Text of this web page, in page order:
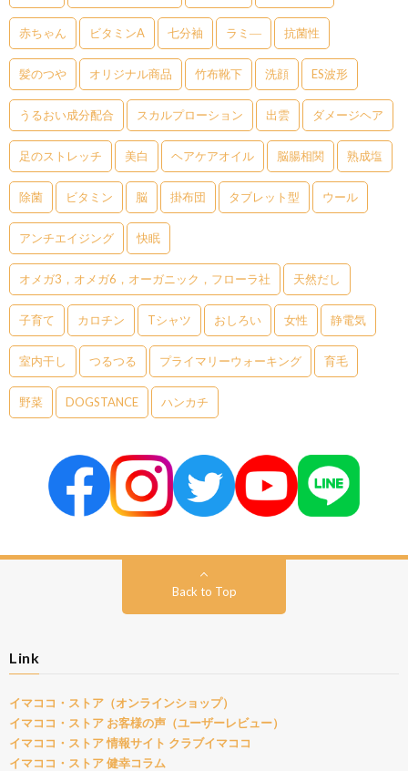
赤ちゃん ビタミンA 七分袖 ラミ― 抗菌性
髪のつや オリジナル商品 竹布靴下 洗顔 ES波形
うるおい成分配合 スカルプローション 出雲 ダメージヘア
足のストレッチ 美白 ヘアケアオイル 脳腸相関 熟成塩
除菌 ビタミン 脳 掛布団 タブレット型 ウール
アンチエイジング 快眠
オメガ3，オメガ6，オーガニック，フローラ社 天然だし
子育て カロチン Tシャツ おしろい 女性 静電気
室内干し つるつる プライマリーウォーキング 育毛
野菜 DOGSTANCE ハンカチ
Back to Top
Link
イマココ・ストア（オンラインショップ）
イマココ・ストア お客様の声（ユーザーレビュー）
イマココ・ストア 情報サイト クラブイマココ
イマココ・ストア 健幸コラム